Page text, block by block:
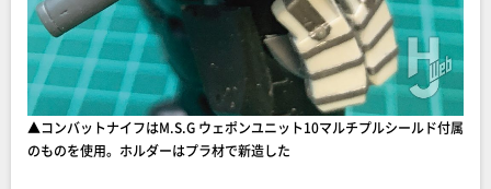
▲︎コンバットナイフはM.S.G ウェポンユニット10マルチプルシールド付属
のものを使用。ホルダーはプラ材で新造した